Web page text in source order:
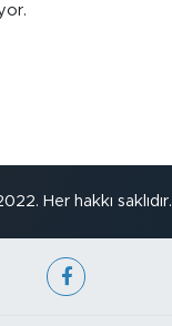
Her hakkı saklıdır.